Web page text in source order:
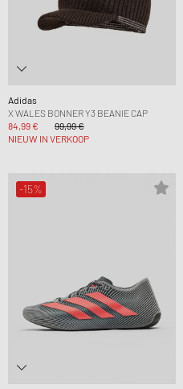
Adidas
X WALES BONNER Y3 BEANIE CAP
84,99 €
99,99 €
NIEUW IN VERKOOP
-15%